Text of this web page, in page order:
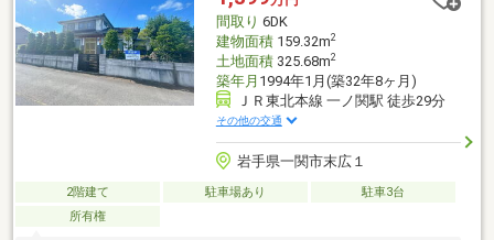
間取り 6DK
建物面積159.32m2
土地面積325.68m2
築年月 1994年1月(築32年8ヶ月)
ＪＲ東北本線 一ノ関駅 徒歩29分
その他の交通
岩手県一関市末広１
2階建て 駐車場あり
駐車3台
所有権